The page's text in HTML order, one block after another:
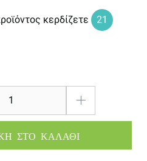
κερδίζετε
21
ΣΤΟ ΚΑΛΑΘΙ